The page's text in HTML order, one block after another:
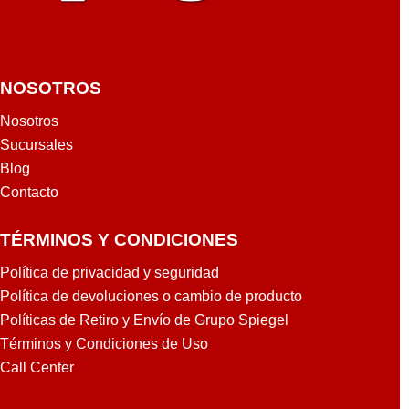
NOSOTROS
Nosotros
Sucursales
Blog
Contacto
TÉRMINOS Y CONDICIONES
Política de privacidad y seguridad
Política de devoluciones o cambio de producto
Políticas de Retiro y Envío de Grupo Spiegel
Términos y Condiciones de Uso
Call Center